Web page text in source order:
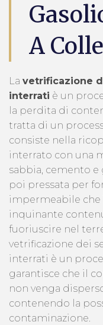
A
La vetrificazione
interrati è un
la perdita di
tratta di un
consiste nella
interrato con una
sabbia, cemento e
poi pressata per
impermeabile che
inquinante
fuoriuscire nel
vetrificazione dei
interrati è un
garantisce che il
non venga
contenendo la
contaminazione.